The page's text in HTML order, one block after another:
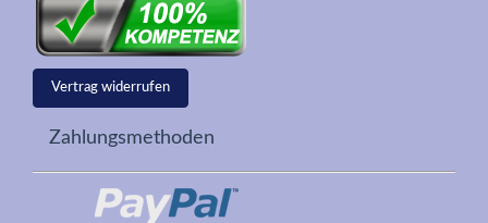
Vertrag widerrufen
Zahlungsmethoden